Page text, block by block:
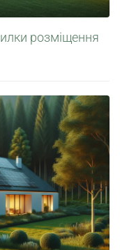
розміщення